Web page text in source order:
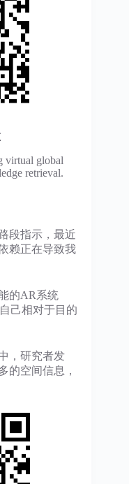
virtual global
retrieval.
段指示，最近
赖正在导致我
的AR系统
己相对于目的
，研究者发
的空间信息，